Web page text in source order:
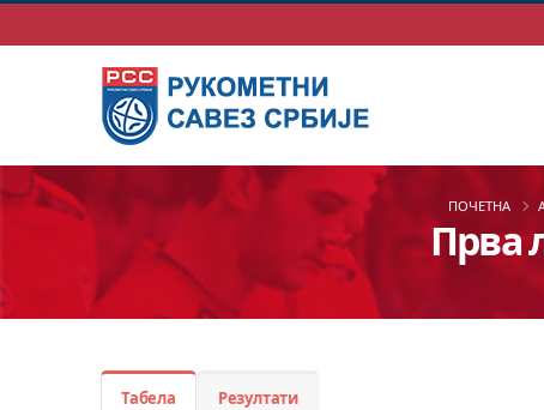
Прва
ПОЧЕТНА
Табела Резултати